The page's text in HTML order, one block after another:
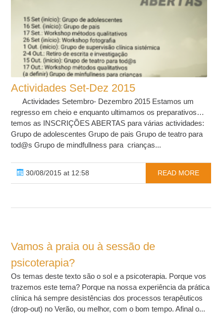
Actividades Set-Dez 2015
Actividades Setembro- Dezembro 2015 Estamos um
regresso em cheio e enquanto ultimamos os preparativos…
temos as INSCRIÇÕES ABERTAS para várias actividades:
Grupo de adolescentes Grupo de pais Grupo de teatro para
tod@s Grupo de mindfullness para crianças...
30/08/2015 at 12:58 READ MORE
Vamos à praia ou à sessão de
psicoterapia?
Os temas deste texto são o sol e a psicoterapia. Porque vos
trazemos este tema? Porque na nossa experiência da prática
clínica há sempre desistências dos processos terapêuticos
(drop-out) no Verão, ou melhor, com o bom tempo. Afinal o...